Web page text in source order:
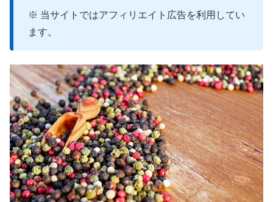
※ 当サイトではアフィリエイト広告を利用してい
ます。